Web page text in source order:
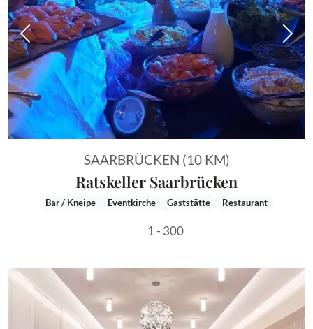
Vorheriges Bild
SAARBRÜCKEN (10 KM)
Ratskeller Saarbrücken
Bar / Kneipe Eventkirche Gaststätte Restaurant
1 - 300